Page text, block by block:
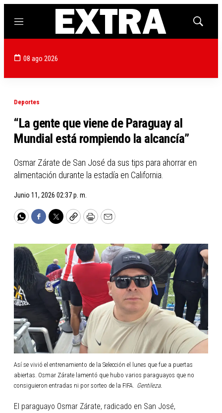
Menú
Mostrar
08 ago 2026
Deportes
“La gente que viene de Paraguay al
Mundial está rompiendo la alcancía”
Osmar Zárate de San José da sus tips para ahorrar en
alimentación durante la estadía en California.
Junio 11, 2026 02:37 p. m.
WhatsApp
Facebook
TwitterCopyPrintEmail
Así se vivió el entrenamiento de la Selección el lunes que fue a puertas
abiertas. Osmar Zárate lamentó que hubo varios paraguayos que no
consiguieron entradas ni por sorteo de la FIFA.
Gentileza.
El paraguayo Osmar Zárate, radicado en San José,